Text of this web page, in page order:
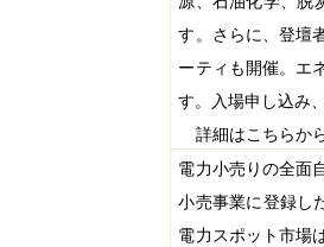
す。さらに、登壇
ーティも開催。エ
す。入場申し込み
詳細はこちらか
電力小売りの全面
小売事業に登録し
電力スポット市場